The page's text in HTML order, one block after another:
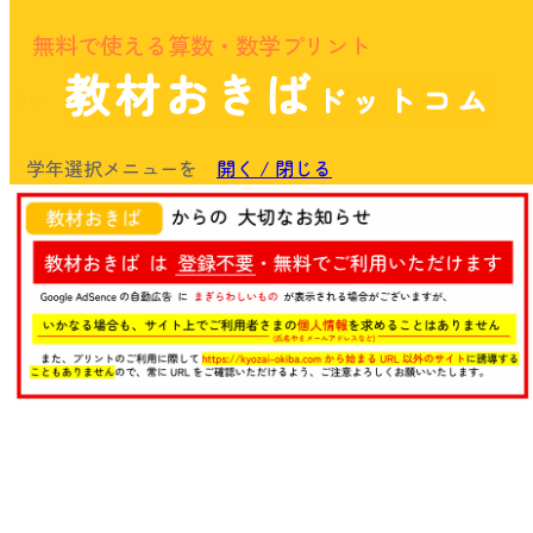
無料で使える算数・数学プリント
教材おきば ドットコム
学年選択メニューを 開く / 閉じる